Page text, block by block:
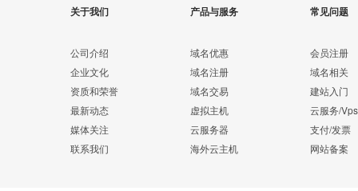
关于我们
公司介绍
企业文化
资质和荣誉
最新动态
媒体关注
联系我们
产品与服务
域名优惠
域名注册
域名交易
虚拟主机
云服务器
海外云主机
常见问题
会员注册
域名相关
建站入门
云服务/Vps
支付/发票
网站备案